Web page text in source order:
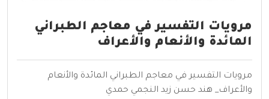
مرويات التفسير في معاجم الطبراني
المائدة والأنعام والأعراف
مرويات التفسير في معاجم الطبراني المائدة والأنعام
والأعراف_ هند حسن زيد النجمي حمدي